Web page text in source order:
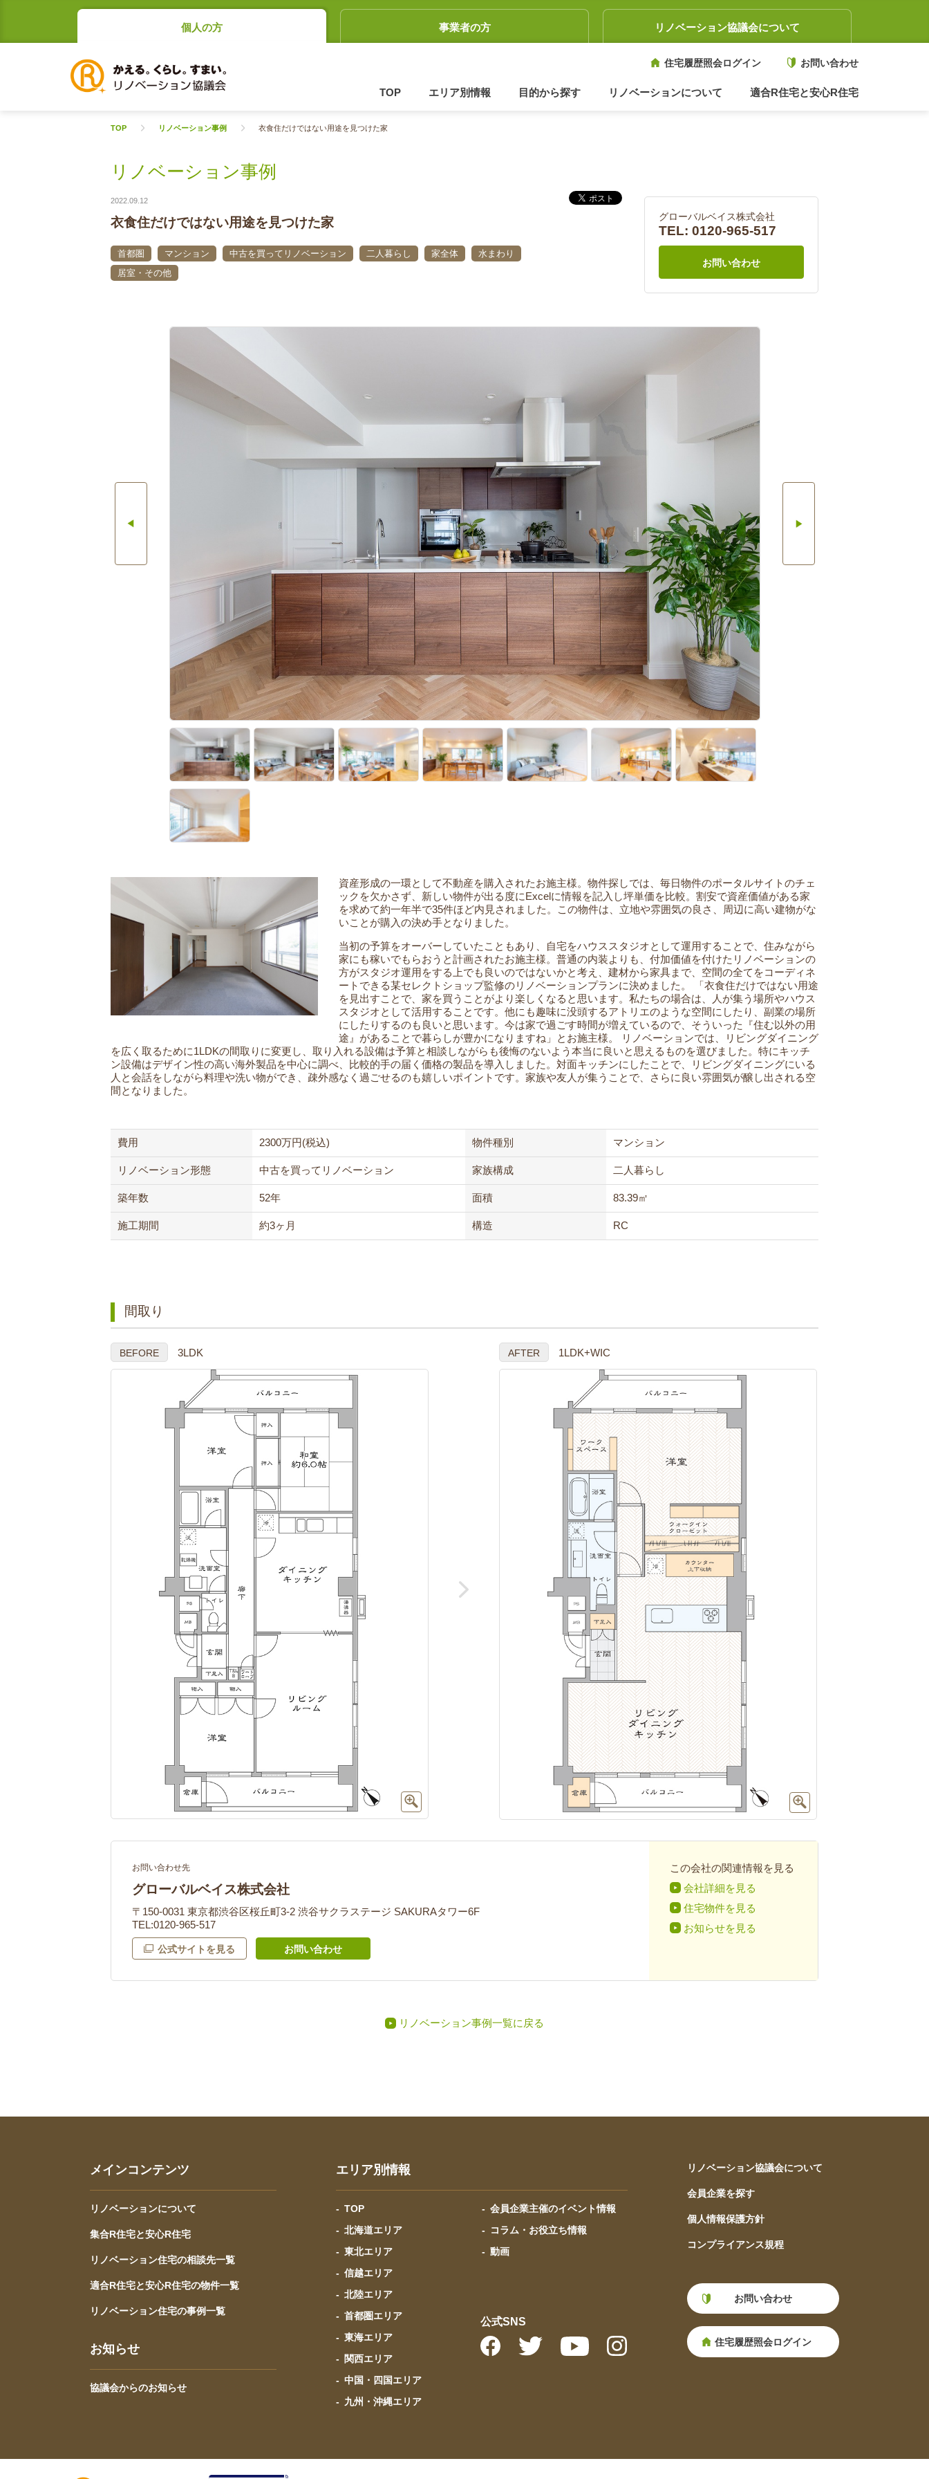
個人の方 事業者の方 リノベーション協議会について
住宅履歴照会ログイン お問い合わせ
TOP エリア別情報 目的から探す リノベーションについて 適合R住宅と安心R住宅
TOP リノベーション事例 衣食住だけではない用途を見つけた家
リノベーション事例
2022.09.12
衣食住だけではない用途を見つけた家
首都圏 マンション 中古を買ってリノベーション 二人暮らし 家全体
水まわり
居室・その他
グローバルベイス株式会社
TEL: 0120-965-517
お問い合わせ
資産形成の一環として不動産を購入されたお施主様。物件探しでは、毎日物件のポータルサイトのチェ
ックを欠かさず、新しい物件が出る度にExcelに情報を記入し坪単価を比較。割安で資産価値がある家
を求めて約一年半で35件ほど内見されました。この物件は、立地や雰囲気の良さ、周辺に高い建物がな
いことが購入の決め手となりました。
当初の予算をオーバーしていたこともあり、自宅をハウススタジオとして運用することで、住みながら
家にも稼いでもらおうと計画されたお施主様。普通の内装よりも、付加価値を付けたリノベーションの
方がスタジオ運用をする上でも良いのではないかと考え、建材から家具まで、空間の全てをコーディネ
ートできる某セレクトショップ監修のリノベーションプランに決めました。
「衣食住だけではない用途
を見出すことで、家を買うことがより楽しくなると思います。私たちの場合は、人が集う場所やハウス
スタジオとして活用することです。他にも趣味に没頭するアトリエのような空間にしたり、副業の場所
にしたりするのも良いと思います。今は家で過ごす時間が増えているので、そういった『住む以外の用
途』があることで暮らしが豊かになりますね」とお施主様。
リノベーションでは、リビングダイニング
を広く取るために1LDKの間取りに変更し、取り入れる設備は予算と相談しながらも後悔のないよう本当に良いと思えるものを選びました。特にキッチ
ン設備はデザイン性の高い海外製品を中心に調べ、比較的手の届く価格の製品を導入しました。対面キッチンにしたことで、リビングダイニングにいる
人と会話をしながら料理や洗い物ができ、疎外感なく過ごせるのも嬉しいポイントです。家族や友人が集うことで、さらに良い雰囲気が醸し出される空
間となりました。
費用 2300万円(税込) 物件種別 マンション
リノベーション形態 中古を買ってリノベーション 家族構成 二人暮らし
築年数 52年 面積 83.39㎡
施工期間 約3ヶ月 構造 RC
間取り
BEFORE 3LDK AFTER 1LDK+WIC
お問い合わせ先
グローバルベイス株式会社
〒150-0031 東京都渋谷区桜丘町3-2 渋谷サクラステージ SAKURAタワー6F
TEL:0120-965-517
公式サイトを見る お問い合わせ
この会社の関連情報を見る
会社詳細を見る
住宅物件を見る
お知らせを見る
リノベーション事例一覧に戻る
メインコンテンツ
リノベーションについて
集合R住宅と安心R住宅
リノベーション住宅の相談先一覧
適合R住宅と安心R住宅の物件一覧
リノベーション住宅の事例一覧
お知らせ
協議会からのお知らせ
エリア別情報
TOP
北海道エリア
東北エリア
信越エリア
北陸エリア
首都圏エリア
東海エリア
関西エリア
中国・四国エリア
九州・沖縄エリア
会員企業主催のイベント情報
コラム・お役立ち情報
動画
リノベーション協議会について
会員企業を探す
個人情報保護方針
コンプライアンス規程
お問い合わせ
住宅履歴照会ログイン
公式SNS